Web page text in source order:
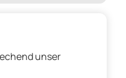
unser